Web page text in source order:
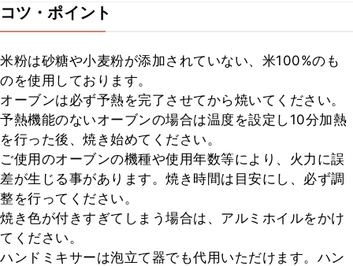
コツ・ポイント
米粉は砂糖や小麦粉が添加されていない、米100%のも
のを使用しております。
オーブンは必ず予熱を完了させてから焼いてください。
予熱機能のないオーブンの場合は温度を設定し10分加熱
を行った後、焼き始めてください。
ご使用のオーブンの機種や使用年数等により、火力に誤
差が生じる事があります。焼き時間は目安にし、必ず調
整を行ってください。
焼き色が付きすぎてしまう場合は、アルミホイルをかけ
てください。
ハンドミキサーは泡立て器でも代用いただけます。ハン